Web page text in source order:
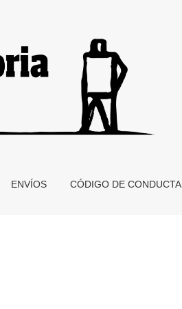
ENVÍOS CÓDIGO DE CONDUCTA